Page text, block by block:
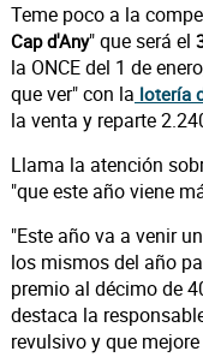
Teme poco a la
Cap d'Any" que será el
la ONCE del 1 de
que ver" con la lotería
la venta y reparte
Llama la atención
"que este año viene
"Este año va a venir
los mismos del año
premio al décimo de
destaca la
revulsivo y que